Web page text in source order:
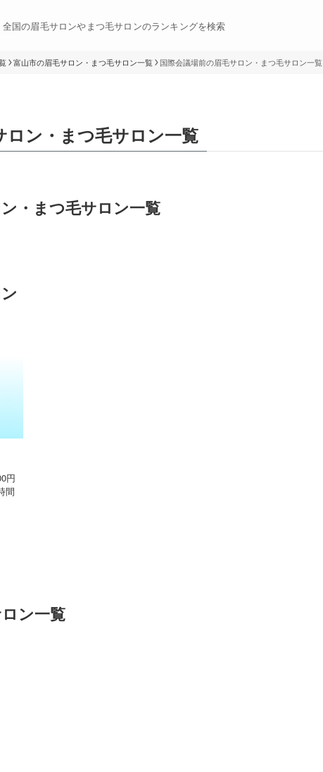
全国の眉毛サロンやまつ毛サロンのランキングを検索
富山市の眉毛サロン・まつ毛サロン一覧 国際会議場前の眉毛サロン・まつ毛サロン一覧
ロン・まつ毛サロン一覧
・まつ毛サロン一覧
円
間
ン一覧